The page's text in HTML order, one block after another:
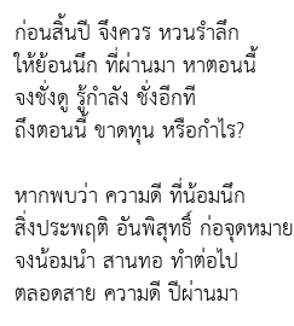
ก่อนสิ้นปี จึงควร หวนรำลึก
ให้ย้อนนึก ที่ผ่านมา หาตอนนี้
จงชั่งดู รู้กำลัง ชั่งอีกที
ถึงตอนนี้ ขาดทุน หรือกำไร?
หากพบว่า ความดี ที่น้อมนึก
สิ่งประพฤติ อันพิสุทธิ์ ก่อจุดหมาย
จงน้อมนำ สานทอ ทำต่อไป
ตลอดสาย ความดี ปีผ่านมา